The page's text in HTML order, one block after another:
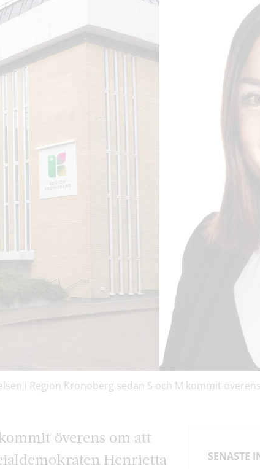
i Region Kronoberg sedan S och M kommit
överens om att
Henrietta
SENASTE